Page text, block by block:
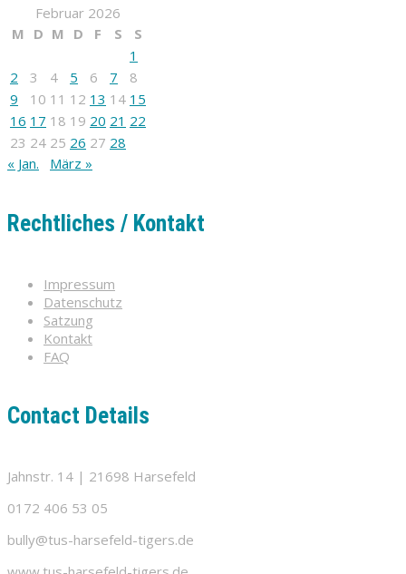
Februar 2026
M D M D F S
S
1
2
3 4 5 6 7
8
9
10 11 12 13 14 15
16 17 18 19 20 21 22
23 24 25 26 27 28
« Jan.
März »
Rechtliches / Kontakt
Impressum
Datenschutz
Satzung
Kontakt
FAQ
Contact Details
Jahnstr. 14 | 21698 Harsefeld
0172 406 53 05
bully@tus-harsefeld-tigers.de